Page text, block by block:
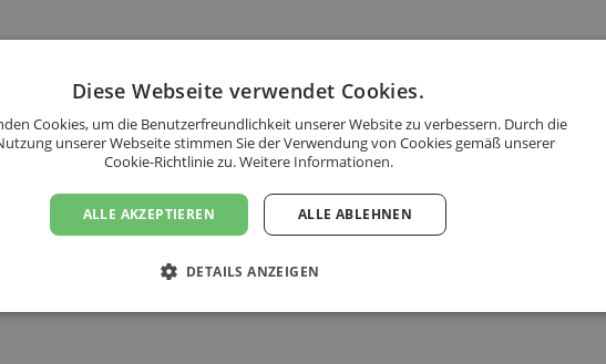
Flaschen ein
Diese Webseite verwendet Cookies.
Cookies, um die Benutzerfreundlichkeit unserer Website zu verbessern. Durch die
unserer Webseite stimmen Sie der Verwendung von Cookies gemäß unserer
Cookie-Richtlinie zu.Weitere Informationen.
ALLE AKZEPTIEREN ALLE ABLEHNEN
DETAILS ANZEIGEN